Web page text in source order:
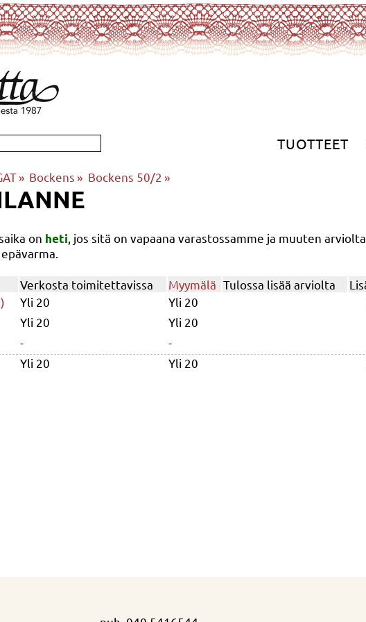
TUOTTEET
‪» Bockens ‪» Bockens 50/2 ‪»
on heti , jos sitä on vapaana varastossamme ja muuten arviolta
Verkosta toimitettavissa Myymälä Tulossa lisää arviolta
Yli 20
Yli 20
Yli 20
Yli 20
-
-
Yli 20 Yli 20